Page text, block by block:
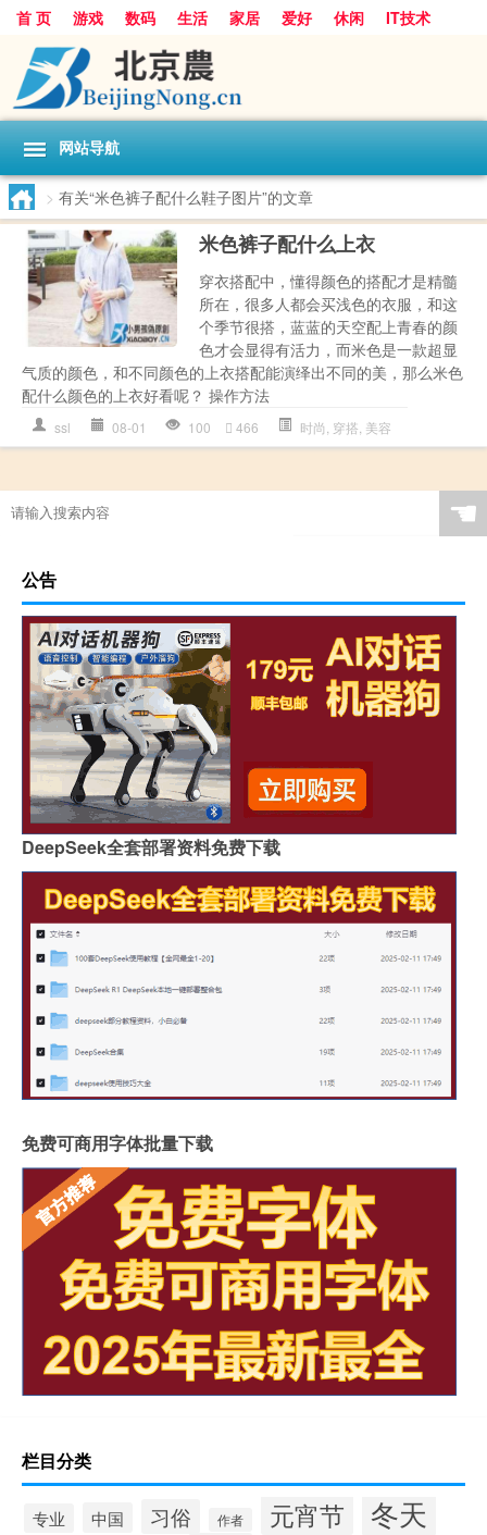
首 页 游戏 数码 生活 家居 爱好 休闲
IT技术
互联网
手机 购物
网站导航
> 有关“米色裤子配什么鞋子图片”的文章
米色裤子配什么上衣
穿衣搭配中，懂得颜色的搭配才是精髓
所在，很多人都会买浅色的衣服，和这
个季节很搭，蓝蓝的天空配上青春的颜
色才会显得有活力，而米色是一款超显
气质的颜色，和不同颜色的上衣搭配能演绎出不同的美，那么米色
配什么颜色的上衣好看呢？ 操作方法
ssl 08-01 100 466 时尚, 穿搭, 美容
☚
公告
DeepSeek全套部署资料免费下载
免费可商用字体批量下载
栏目分类
专业 中国 习俗 作者 元宵节 冬天